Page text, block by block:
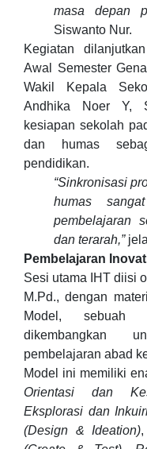
masa depan
Siswanto Nur.
Kegiatan
Awal Semester
Wakil Kepala
Andhika Noer Y,
kesiapan sekolah
dan humas
pendidikan.
“Sinkronisasi
humas
pembelajaran
dan terarah,”
Pembelajaran
Sesi utama IHT diisi
M.Pd., dengan
Model, sebuah
dikembangkan
pembelajaran abad
Model ini memiliki
Orientasi dan
Eksplorasi dan
(Design & Ideation),